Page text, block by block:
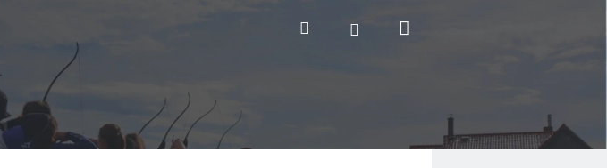
Hledat Přihlášení